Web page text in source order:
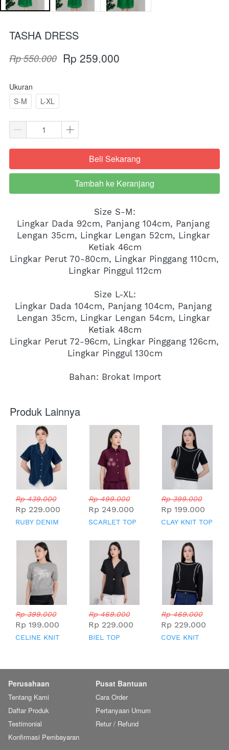
TASHA DRESS
Rp 550.000 Rp 259.000
Ukuran
S-M
L-XL
`Beli Sekarang
`
Tambah ke Keranjang
Size S-M:
Lingkar Dada 92cm, Panjang 104cm, Panjang
Lengan 35cm, Lingkar Lengan 52cm, Lingkar
Ketiak 46cm
Lingkar Perut 70-80cm, Lingkar Pinggang 110cm,
Lingkar Pinggul 112cm
Size L-XL:
Lingkar Dada 104cm, Panjang 104cm, Panjang
Lengan 35cm, Lingkar Lengan 54cm, Lingkar
Ketiak 48cm
Lingkar Perut 72-96cm, Lingkar Pinggang 126cm,
Lingkar Pinggul 130cm
Bahan: Brokat Import
Produk Lainnya
Rp 439.000
Rp 229.000
RUBY DENIM
Rp 499.000
Rp 249.000
SCARLET TOP
Rp 399.000
Rp 199.000
CLAY KNIT TOP
Rp 399.000
Rp 199.000
CELINE KNIT
Rp 469.000
Rp 229.000
BIEL TOP
Rp 469.000
Rp 229.000
COVE KNIT
Perusahaan
Tentang Kami
Daftar Produk
Testimonial
Konfirmasi Pembayaran
Pusat Bantuan
Cara Order
Pertanyaan Umum
Retur / Refund